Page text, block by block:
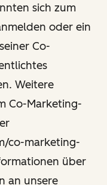
sich zum
oder ein
Co-
Weitere
Co-Marketing-
co-marketing-
über
an unsere